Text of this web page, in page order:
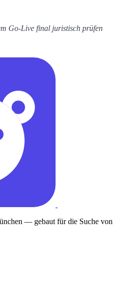
Go-Live final juristisch prüfen
— gebaut für die Suche von